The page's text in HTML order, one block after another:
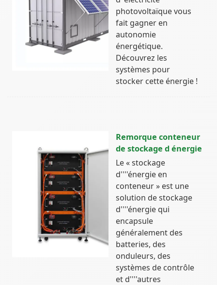
photovoltaïque vous
fait gagner en
autonomie
énergétique.
Découvrez les
systèmes pour
stocker cette énergie !
Remorque conteneur
de stockage d énergie
Le « stockage
d''''énergie en
conteneur » est une
solution de stockage
d''''énergie qui
encapsule
généralement des
batteries, des
onduleurs, des
systèmes de contrôle
et d''''autres